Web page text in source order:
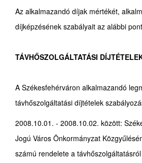
Az alkalmazandó díjak mértékét,
díjképzésének szabályait az alábbi
TÁVHŐSZOLGÁLTATÁSI
A Székesfehérváron alkalmazandó
távhőszolgáltatási díjtételek
2008.10.01. - 2008.10.02. között:
Jogú Város Önkormányzat
számú rendelete a